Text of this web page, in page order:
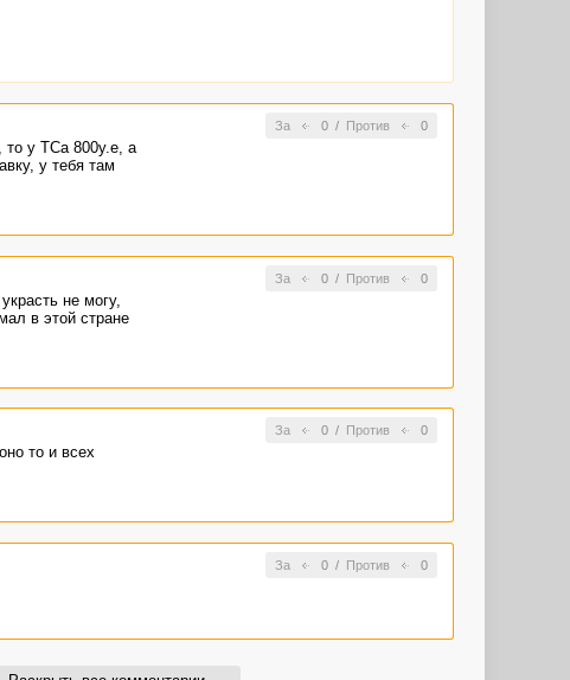
За 0/ Против 0
то у ТСа 800у.е, а
у тебя там
За 0/ Против 0
не могу,
в этой стране
За 0/ Против 0
то и всех
За 0/ Против 0